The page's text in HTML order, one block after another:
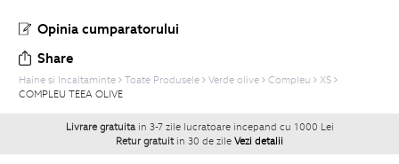
Opinia cumparatorului
Share
Haine si Incaltaminte Toate Produsele Verde olive Compleu
XS
COMPLEU TEEA OLIVE
Livrare gratuita in 3-7 zile lucratoare incepand cu 1000 Lei
Retur gratuit in 30 de zile Vezi detalii